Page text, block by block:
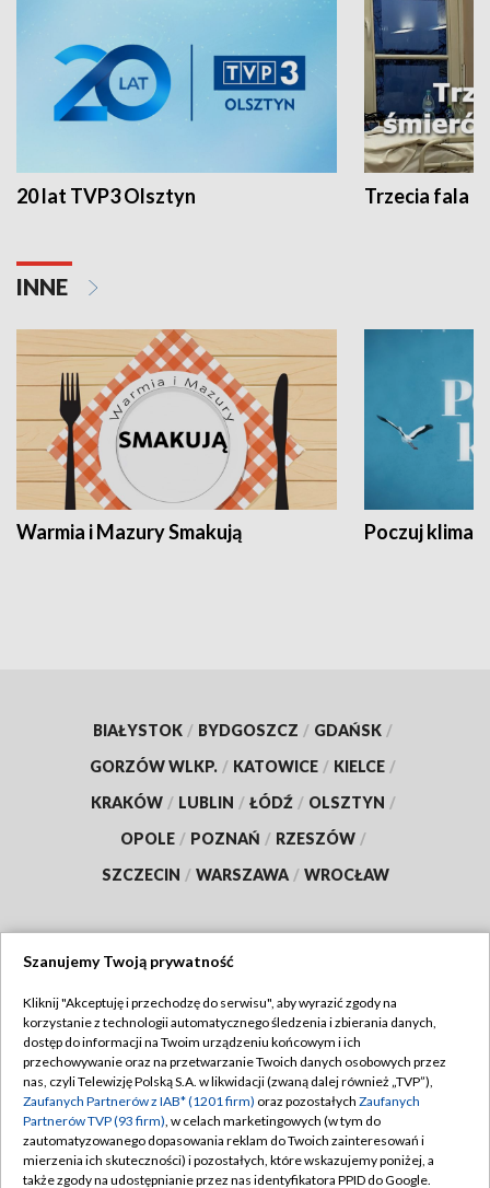
20 lat TVP3 Olsztyn Trzecia fala -
INNE
Warmia i Mazury Smakują Poczuj klimat
BIAŁYSTOK / BYDGOSZCZ / GDAŃSK /
GORZÓW WLKP. / KATOWICE / KIELCE /
KRAKÓW / LUBLIN / ŁÓDŹ / OLSZTYN /
OPOLE / POZNAŃ / RZESZÓW /
SZCZECIN / WARSZAWA / WROCŁAW
TVP
Abonament TVP
Emisja w TVP
Centrum informacji TVP
Naziemna Telewizja Cyfrowa
Regulamin TVP
Polityka prywatności
Moje zgody
Pomoc
Szanujemy Twoją prywatność
Kliknij "Akceptuję i przechodzę do serwisu", aby wyrazić zgody na
korzystanie z technologii automatycznego śledzenia i zbierania danych,
dostęp do informacji na Twoim urządzeniu końcowym i ich
przechowywanie oraz na przetwarzanie Twoich danych osobowych przez
nas, czyli Telewizję Polską S.A. w likwidacji (zwaną dalej również „TVP”),
Zaufanych Partnerów z IAB* (1201 firm) oraz pozostałych Zaufanych
Partnerów TVP (93 firm), w celach marketingowych (w tym do
zautomatyzowanego dopasowania reklam do Twoich zainteresowań i
mierzenia ich skuteczności) i pozostałych, które wskazujemy poniżej, a
także zgody na udostępnianie przez nas identyfikatora PPID do Google.